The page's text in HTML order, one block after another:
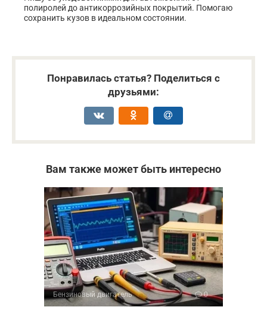
полиролей до антикоррозийных покрытий. Помогаю
сохранить кузов в идеальном состоянии.
Понравилась статья? Поделиться с
друзьями:
Вам также может быть интересно
Бензиновый двигатель 0